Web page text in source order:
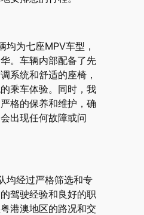
均为七座MPV车型，
。车辆内部配备了先
系统和舒适的座椅，
乘车体验。同时，我
格的保养和维护，确
出现任何故障或问
均经过严格筛选和专
驾驶经验和良好的职
港澳地区的路况和交